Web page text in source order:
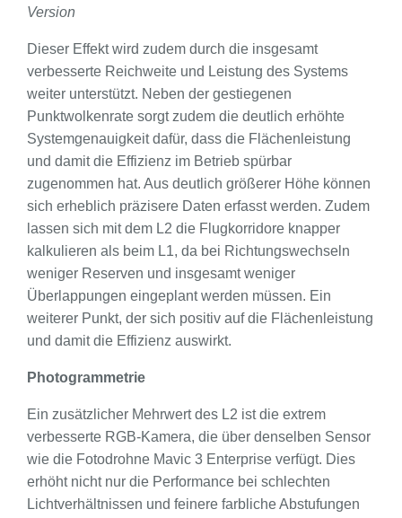
Version
Dieser Effekt wird zudem durch die insgesamt
verbesserte Reichweite und Leistung des Systems
weiter unterstützt. Neben der gestiegenen
Punktwolkenrate sorgt zudem die deutlich erhöhte
Systemgenauigkeit dafür, dass die Flächenleistung
und damit die Effizienz im Betrieb spürbar
zugenommen hat. Aus deutlich größerer Höhe können
sich erheblich präzisere Daten erfasst werden. Zudem
lassen sich mit dem L2 die Flugkorridore knapper
kalkulieren als beim L1, da bei Richtungswechseln
weniger Reserven und insgesamt weniger
Überlappungen eingeplant werden müssen. Ein
weiterer Punkt, der sich positiv auf die Flächenleistung
und damit die Effizienz auswirkt.
Photogrammetrie
Ein zusätzlicher Mehrwert des L2 ist die extrem
verbesserte RGB-Kamera, die über denselben Sensor
wie die Fotodrohne Mavic 3 Enterprise verfügt. Dies
erhöht nicht nur die Performance bei schlechten
Lichtverhältnissen und feinere farbliche Abstufungen